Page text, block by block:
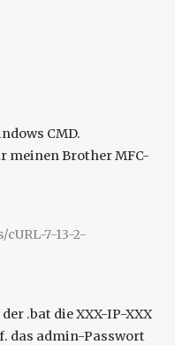
CMD.
meinen Brother MFC-
7-13-2-
.bat die XXX-IP-XXX
das admin-Passwort